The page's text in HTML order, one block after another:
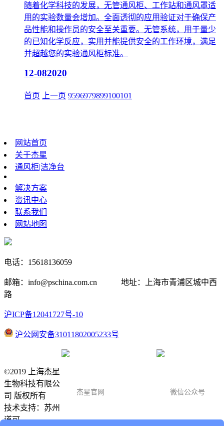
随着化学科技的发展，无管通风柜、工作站和通风罩适
用的实验数量会增加。全面透彻的应用验证对于确保产
品性能和操作员的安全至关重要。无管系统，用于量少
的已知化学反应，实用并能提供安全的工作环境，满足
并超越您的实验通风柜标准。
12-082020
首页 上一页 9596979899100101
网站首页
关于杰星
通风柜|洁净台
解决方案
资讯中心
联系我们
网站地图
电话：15618136059
邮箱：info@pschina.com.cn 地址：上海市青浦区城中西
路
沪ICP备12041727号-10
沪公网安备31011802005233号
杰星官网 微信公众号
©2019 上海杰星
生物科技有限公
司 版权所有
技术支持： 苏州